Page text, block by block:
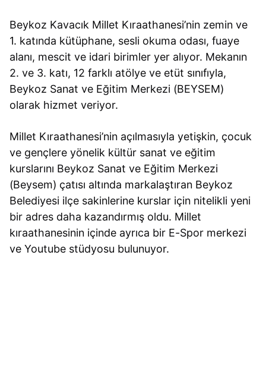
Beykoz Kavacık Millet Kıraathanesi’nin zemin ve
1. katında kütüphane, sesli okuma odası, fuaye
alanı, mescit ve idari birimler yer alıyor. Mekanın
2. ve 3. katı, 12 farklı atölye ve etüt sınıfıyla,
Beykoz Sanat ve Eğitim Merkezi (BEYSEM)
olarak hizmet veriyor.
Millet Kıraathanesi’nin açılmasıyla yetişkin, çocuk
ve gençlere yönelik kültür sanat ve eğitim
kurslarını Beykoz Sanat ve Eğitim Merkezi
(Beysem) çatısı altında markalaştıran Beykoz
Belediyesi ilçe sakinlerine kurslar için nitelikli yeni
bir adres daha kazandırmış oldu. Millet
kıraathanesinin içinde ayrıca bir E-Spor merkezi
ve Youtube stüdyosu bulunuyor.